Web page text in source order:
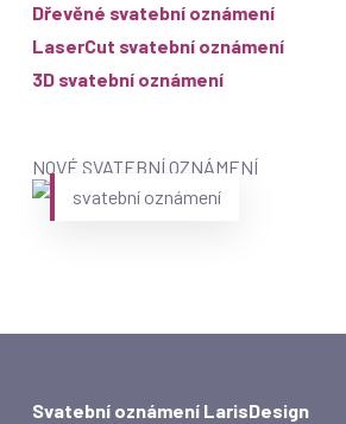
Dřevěné svatební oznámení
LaserCut svatební oznámení
3D svatební oznámení
NOVÉ SVATEBNÍ OZNÁMENÍ
svatební oznámení
Svatební oznámení LarisDesign